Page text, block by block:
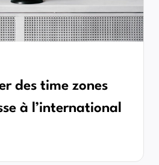
des time zones
à l’international